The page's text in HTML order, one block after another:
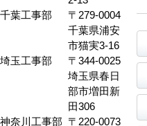
千葉工事部
〒279-0004
千葉県浦安
市猫実3-16
埼玉工事部
〒344-0025
埼玉県春日
部市増田新
田306
神奈川工事部 〒220-0073